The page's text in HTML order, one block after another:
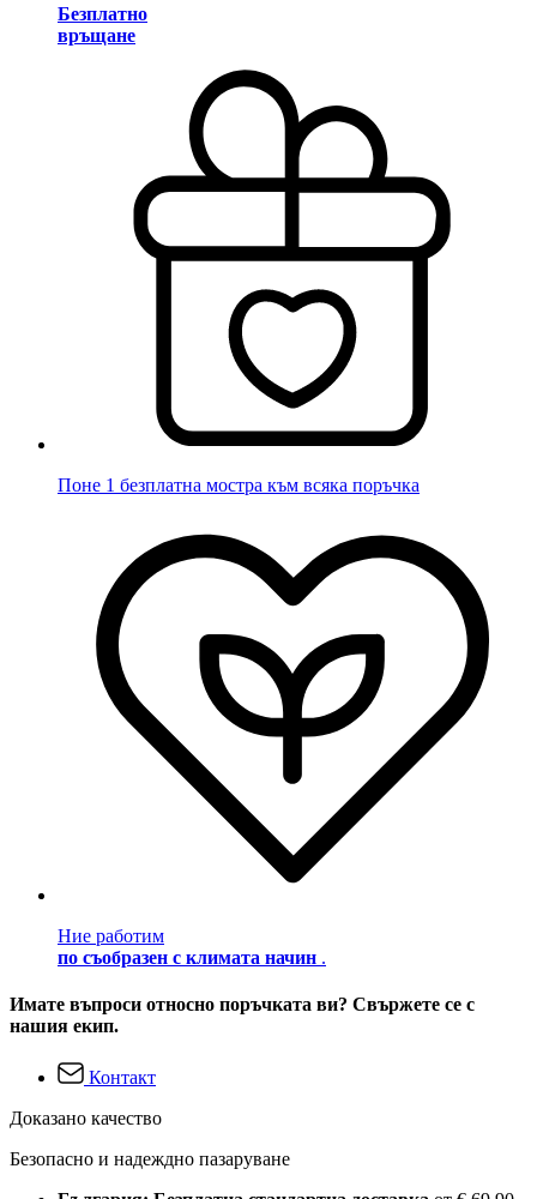
Безплатно
връщане
Поне 1 безплатна мостра към всяка поръчка
Ние работим
по съобразен с климата начин .
Имате въпроси относно поръчката ви? Свържете се с
нашия екип.
Контакт
Доказано качество
Безопасно и надеждно пазаруване